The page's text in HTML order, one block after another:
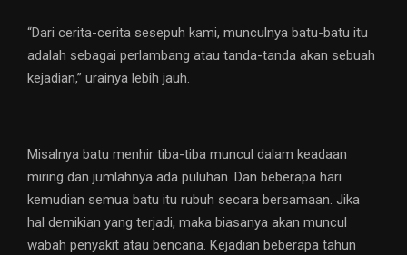
“Dari cerita-cerita sesepuh kami, munculnya batu-batu itu
adalah sebagai perlambang atau tanda-tanda akan sebuah
kejadian,” urainya lebih jauh.
Misalnya batu menhir tiba-tiba muncul dalam keadaan
miring dan jumlahnya ada puluhan. Dan beberapa hari
kemudian semua batu itu rubuh secara bersamaan. Jika
hal demikian yang terjadi, maka biasanya akan muncul
wabah penyakit atau bencana. Kejadian beberapa tahun